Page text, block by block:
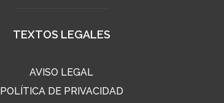
TEXTOS LEGALES
AVISO LEGAL
POLÍTICA DE PRIVACIDAD